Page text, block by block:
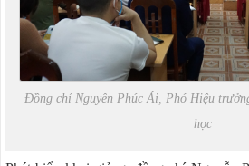
Đồng chí Nguyễn Phúc Ái, Phó Hiệu
học